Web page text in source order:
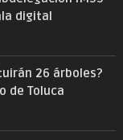
digital
26 árboles?
de Toluca